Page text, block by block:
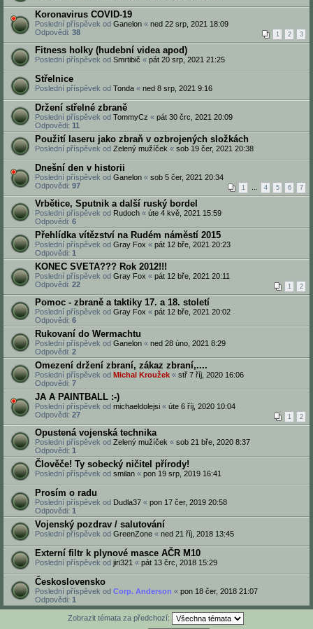
Koronavirus COVID-19
Poslední příspěvek od Ganelon « ned 22 srp, 2021 18:09
Odpovědi: 38 1 2 3
Fitness holky (hudební videa apod)
Poslední příspěvek od Smrtibič « pát 20 srp, 2021 21:25
Střelnice
Poslední příspěvek od Tonda « ned 8 srp, 2021 9:16
Držení střelné zbraně
Poslední příspěvek od TommyCz « pát 30 črc, 2021 20:09
Odpovědi: 11
Použití laseru jako zbraň v ozbrojených složkách
Poslední příspěvek od Zelený mužíček « sob 19 čer, 2021 20:38
Dnešní den v historii
Poslední příspěvek od Ganelon « sob 5 čer, 2021 20:34
Odpovědi: 97 1 … 4 5 6 7
Vrbětice, Sputnik a další ruský bordel
Poslední příspěvek od Rudoch « úte 4 kvě, 2021 15:59
Odpovědi: 6
Přehlídka vítězství na Rudém náměstí 2015
Poslední příspěvek od Gray Fox « pát 12 bře, 2021 20:23
Odpovědi: 1
KONEC SVETA??? Rok 2012!!!
Poslední příspěvek od Gray Fox « pát 12 bře, 2021 20:11
Odpovědi: 22 1 2
Pomoc - zbraně a taktiky 17. a 18. století
Poslední příspěvek od Gray Fox « pát 12 bře, 2021 20:02
Odpovědi: 6
Rukovaní do Wermachtu
Poslední příspěvek od Ganelon « ned 28 úno, 2021 8:29
Odpovědi: 2
Omezení držení zbraní, zákaz zbraní,....
Poslední příspěvek od Michal Kroužek « stř 7 říj, 2020 16:06
Odpovědi: 7
JA A PAINTBALL :-)
Poslední příspěvek od michaeldolejsi « úte 6 říj, 2020 10:04
Odpovědi: 27 1 2
Opustená vojenská technika
Poslední příspěvek od Zelený mužíček « sob 21 bře, 2020 8:37
Odpovědi: 1
Člověče! Ty sobecký ničitel přírody!
Poslední příspěvek od smilan « pon 19 srp, 2019 16:41
Prosím o radu
Poslední příspěvek od Dudla37 « pon 17 čer, 2019 20:58
Odpovědi: 1
Vojenský pozdrav / salutování
Poslední příspěvek od GreenZone « ned 21 říj, 2018 13:45
Externí filtr k plynové masce AČR M10
Poslední příspěvek od jiri321 « pát 13 črc, 2018 15:29
Československo
Poslední příspěvek od Corp. Anderson « pon 18 čer, 2018 21:07
Odpovědi: 1
Zobrazit témata za předchozí: